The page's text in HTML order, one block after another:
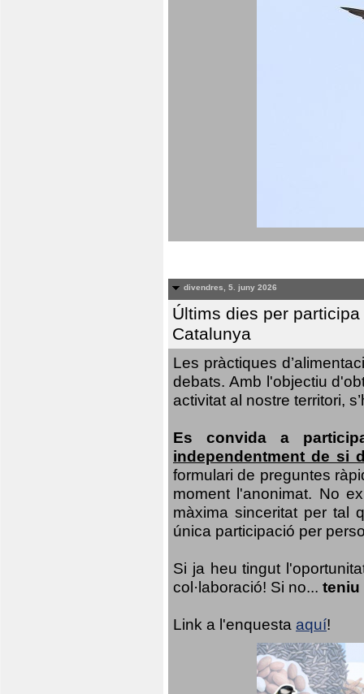
divendres, 5. juny 2026
Últims dies per
Catalunya
Les pràctiques
debats. Amb l'objectiu
activitat al nostre territori,
Es convida a
independentment de si
formulari de preguntes
moment l'anonimat. No
màxima sinceritat per tal
única participació per
Si ja heu tingut
col·laboració! Si no... teniu
Link a l'enquesta aquí!